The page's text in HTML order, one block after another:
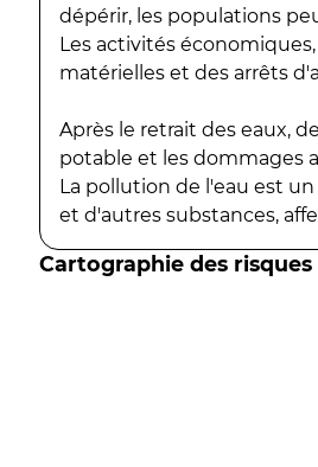
dépérir, les populations
Les activités
matérielles et des arrêts
Après le retrait des eaux,
potable et les dommages
La pollution de l'eau est
et d'autres substances,
Cartographie des